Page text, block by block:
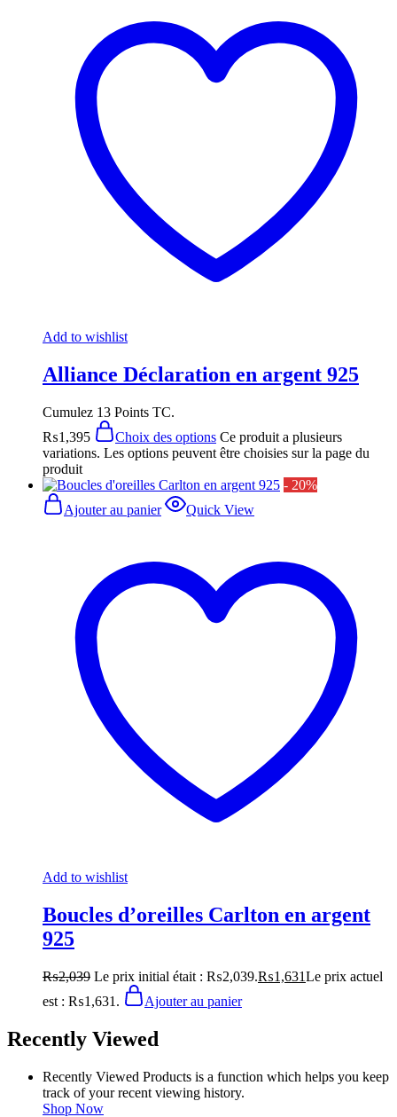
Add to wishlist
Alliance Déclaration en argent 925
Cumulez 13 Points TC.
₨1,395 Choix des options Ce produit a plusieurs
variations. Les options peuvent être choisies sur la page du
produit
- 20%
Ajouter au panier
Quick View
Add to wishlist
Boucles d’oreilles Carlton en argent
925
₨2,039 Le prix initial était : ₨2,039.₨1,631Le prix actuel
est : ₨1,631.
Ajouter au panier
Recently Viewed
Recently Viewed Products is a function which helps you keep
track of your recent viewing history.
Shop Now